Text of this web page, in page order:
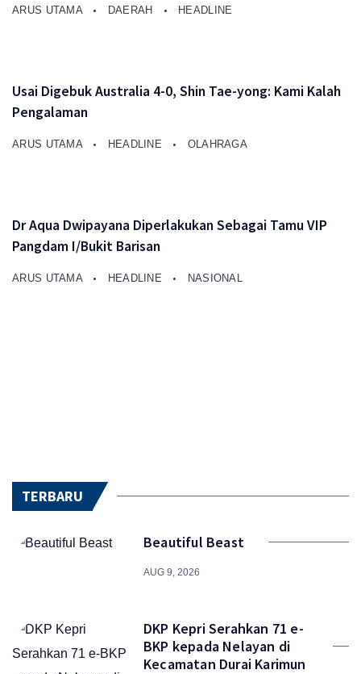
ARUS UTAMA DAERAH HEADLINE
Usai Digebuk Australia 4-0, Shin Tae-yong: Kami Kalah
Pengalaman
ARUS UTAMA HEADLINE OLAHRAGA
Dr Aqua Dwipayana Diperlakukan Sebagai Tamu VIP
Pangdam I/Bukit Barisan
ARUS UTAMA HEADLINE NASIONAL
TERBARU
Beautiful Beast
AUG 9, 2026
DKP Kepri Serahkan 71 e-
BKP kepada Nelayan di
Kecamatan Durai Karimun